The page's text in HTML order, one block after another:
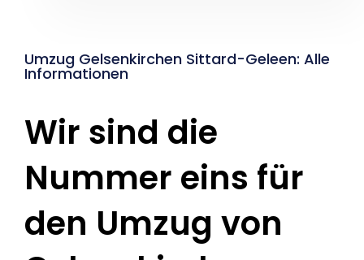
Umzug Gelsenkirchen Sittard-Geleen: Alle
Informationen
Wir sind die
Nummer eins für
den Umzug von